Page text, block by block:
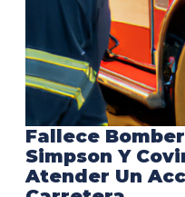
Fallece
Simpson Y
Atender Un